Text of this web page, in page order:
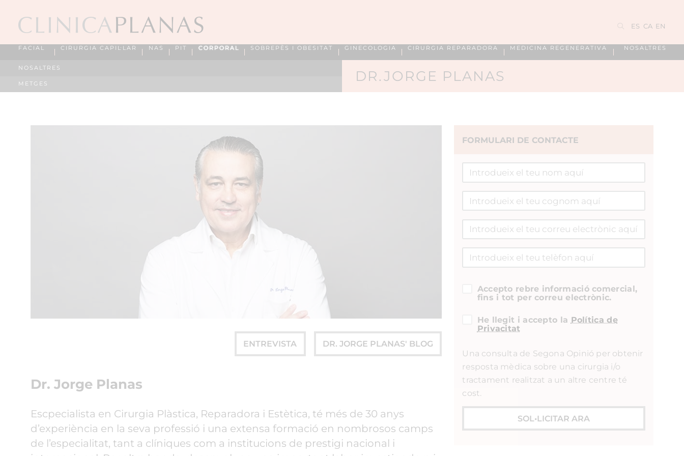
ES CA EN
FACIAL CIRURGIA CAPIL·LAR NAS PIT CORPORAL SOBREPÈS I OBESITAT GINECOLOGIA CIRURGIA REPARADORA MEDICINA REGENERATIVA NOSALTRES
NOSALTRES
METGES DR.JORGE PLANAS
ENTREVISTA DR. JORGE PLANAS' BLOG
Dr. Jorge Planas
Escpecialista en Cirurgia Plàstica, Reparadora i Estètica, té més de 30 anys
d’experiència en la seva professió i una extensa formació en nombrosos camps
de l’especialitat, tant a clíniques com a institucions de prestigi nacional i
FORMULARI DE CONTACTE
Accepto rebre informació comercial,
fins i tot per correu electrònic.
He llegit i accepto la Política de
Privacitat
Una consulta de Segona Opinió per obtenir
resposta mèdica sobre una cirurgia i/o
tractament realitzat a un altre centre té
cost.
SOL•LICITAR ARA